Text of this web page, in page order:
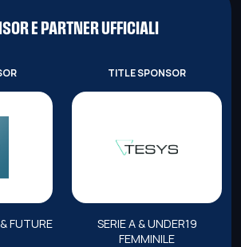
E PARTNER UFFICIALI
FUTURE
TITLE SPONSOR
SERIE A & UNDER19
FEMMINILE